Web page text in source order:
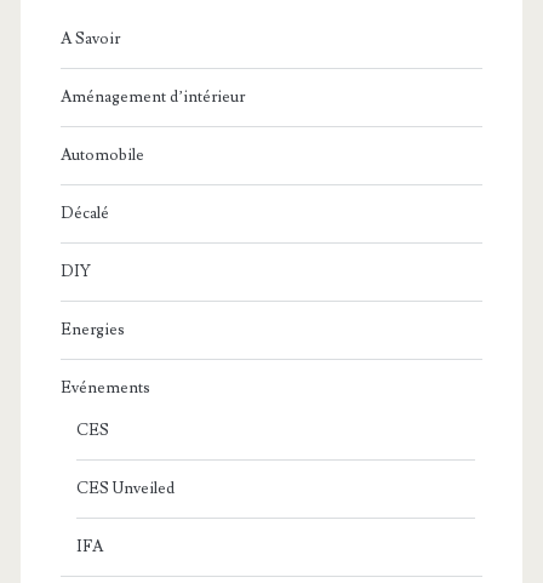
A Savoir
Aménagement d’intérieur
Automobile
Décalé
DIY
Energies
Evénements
CES
CES Unveiled
IFA